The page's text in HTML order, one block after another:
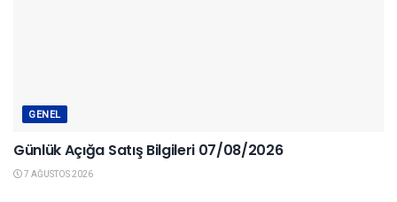
GENEL
Günlük Açığa Satış Bilgileri 07/08/2026
7 AĞUSTOS 2026